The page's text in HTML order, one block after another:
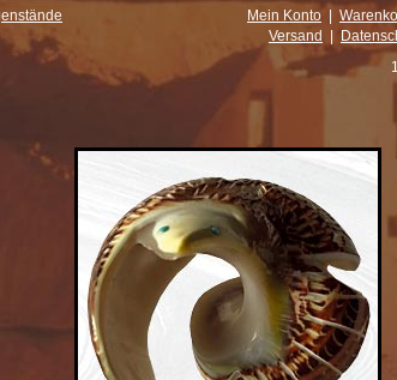
Mein Konto
Versand